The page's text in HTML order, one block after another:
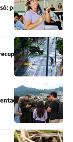
promotores
dos
para